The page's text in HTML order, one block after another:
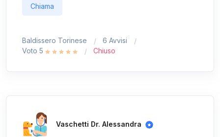
Chiama
Baldissero Torinese
6 Avvisi
Voto 5
Chiuso
Vaschetti Dr. Alessandra